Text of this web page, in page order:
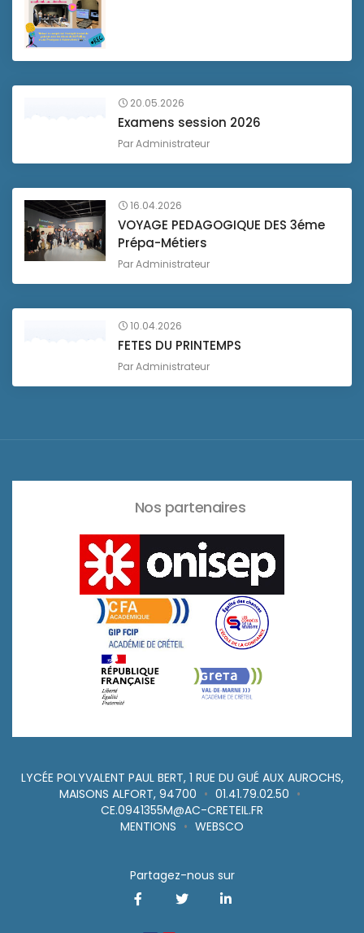
20.05.2026
Examens session 2026
ParAdministrateur
16.04.2026
VOYAGE PEDAGOGIQUE DES 3éme
Prépa-Métiers
ParAdministrateur
10.04.2026
FETES DU PRINTEMPS
ParAdministrateur
Nos partenaires
LYCÉE POLYVALENT PAUL BERT, 1 RUE DU GUÉ AUX AUROCHS,
MAISONS ALFORT, 94700 • 01.41.79.02.50 •
CE.0941355M@AC-CRETEIL.FR
MENTIONS • WEBSCO
Partagez-nous sur